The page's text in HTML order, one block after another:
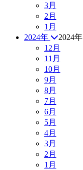
3月
2月
1月
2024年
2024年
12月
11月
10月
9月
8月
7月
6月
5月
4月
3月
2月
1月